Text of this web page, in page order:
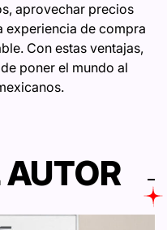
aprovechar precios
experiencia de compra
Con estas ventajas,
poner el mundo al